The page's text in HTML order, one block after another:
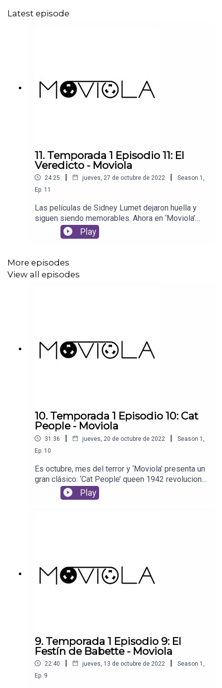
Latest episode
11. Temporada 1 Episodio 11: El
Veredicto - Moviola
24:25 | jueves, 27 de octubre de 2022 | Season 1
Ep. 11
Las películas de Sidney Lumet dejaron huella y
siguen siendo memorables. Ahora en ‘Moviola’
nos ocupamos de ‘El Veredicto’, uno de los
mejores momentos de Paul Newman en pantalla,
Charlotte Rampling. Un drama duro, pegador y
fascinante que es una de las mejores cintas de
su tiempo.
Play
More episodes
View all episodes
10. Temporada 1 Episodio 10: Cat
People - Moviola
31:36 | jueves, 20 de octubre de 2022 | Season 1
Ep. 10
Es octubre, mes del terror y ‘Moviola’ presenta un
gran clásico: ‘Cat People’ queen 1942 revolucionó
el género, producida por el legendario Val
Lewton. Estapelícula se convirtió en leyenda del
Play
9. Temporada 1 Episodio 9: El
Festín de Babette - Moviola
22:40 | jueves, 13 de octubre de 2022 | Season 1
Ep. 9